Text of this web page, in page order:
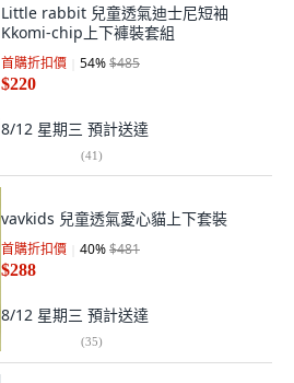
Little rabbit 兒童透氣迪士尼短袖
Kkomi-chip上下褲裝套組
首購折扣價 54%$485
$220
8/12 星期三 預計送達
(41)
vavkids 兒童透氣愛心貓上下套裝
首購折扣價 40%$481
$288
8/12 星期三 預計送達
(35)